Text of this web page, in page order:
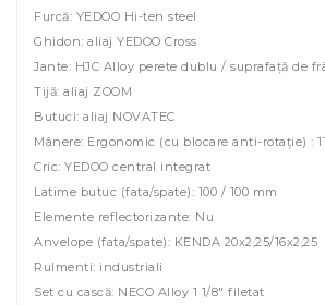
Furcă: YEDOO Hi-ten steel
Ghidon: aliaj YEDOO Cross
Jante: HJC Alloy perete dublu / suprafață de
Tijă: aliaj ZOOM
Butuci: aliaj NOVATEC
Mânere: Ergonomic (cu blocare anti-rotație) :
Cric: YEDOO central integrat
Latime butuc (fata/spate): 100 / 100 mm
Elemente reflectorizante: Nu
Anvelope (fata/spate): KENDA 20x2,25/16x2,25
Rulmenti: industriali
Set cu cască: NECO Alloy 1 1/8" filetat